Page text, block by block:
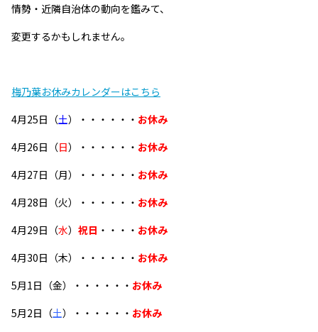
情勢・近隣自治体の動向を鑑みて、
変更するかもしれません。
梅乃葉お休みカレンダーはこちら
4月25日（土）・・・・・・ お休み
4月26日（日）・・・・・・ お休み
4月27日（月）・・・・・・ お休み
4月28日（火）・・・・・・ お休み
4月29日（水） 祝日 ・・・・ お休み
4月30日（木）・・・・・・ お休み
5月1日（金）・・・・・・ お休み
5月2日（土）・・・・・・ お休み